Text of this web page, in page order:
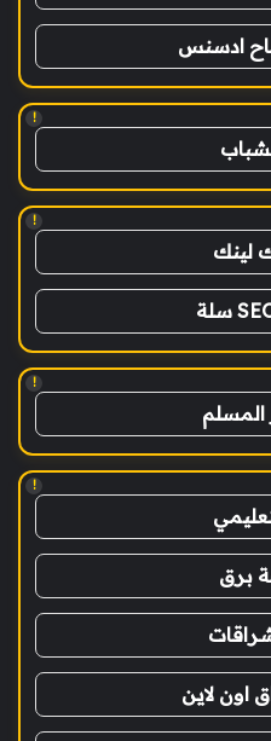
ادسنس
!
!
لينك
!
!
برق
اون لاين